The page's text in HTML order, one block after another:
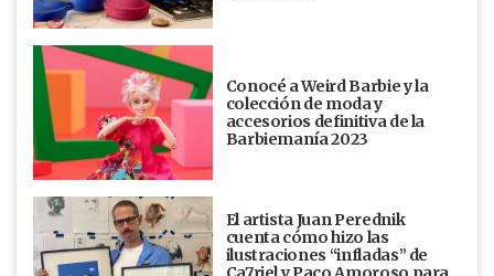
Conocé a Weird Barbie y la
colección de moda y
accesorios definitiva de la
Barbiemanía 2023
El artista Juan Perednik
cuenta cómo hizo las
ilustraciones “infladas” de